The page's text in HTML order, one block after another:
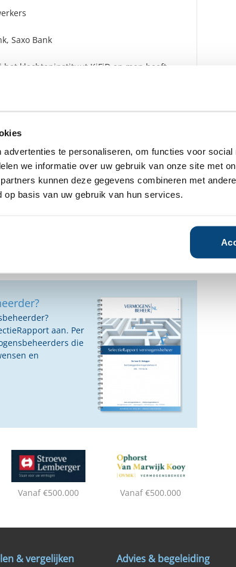
te personaliseren, om functies voor social
we informatie over uw gebruik van onze site met
kunnen deze gegevens combineren met
basis van uw gebruik van hun services.
Saxo Bank
het klachteninstituut KiFiD en men heeft
rapporten gratis
Heeren.
aan. Per
die
en
Vanaf €500.000 Vanaf €500.000
& vergelijken Advies & begeleiding